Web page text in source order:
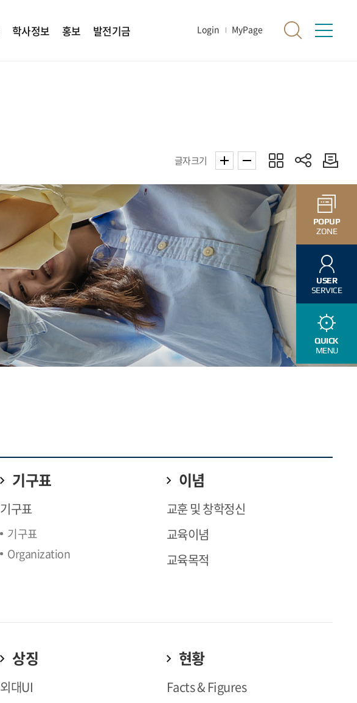
학사정보 홍보 발전기금 Login MyPage
POPUP
ZONE
USER
SERVICE
QUICK
MENU
글자크기
기구표
기구표
기구표
Organization
이념
교훈 및 창학정신
교육이념
교육목적
상징
외대UI
현황
Facts & Figures